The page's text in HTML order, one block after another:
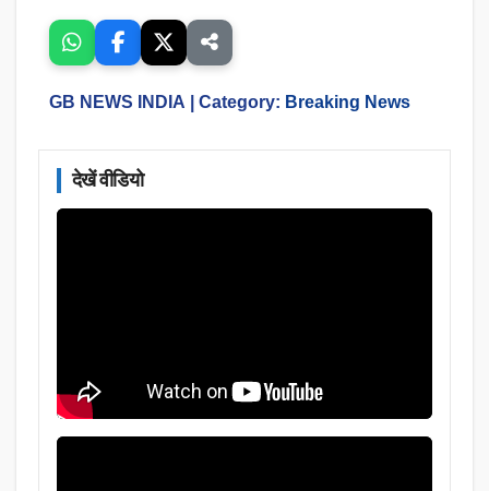
GB NEWS INDIA | Category: Breaking News
देखें वीडियो